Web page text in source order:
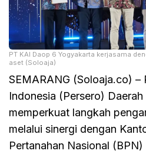
PT KAI Daop 6 Yogyakarta kerjasama
aset (Soloaja)
SEMARANG (Soloaja.co) –
Indonesia (Persero)
memperkuat langkah
melalui sinergi dengan
Pertanahan Nasional